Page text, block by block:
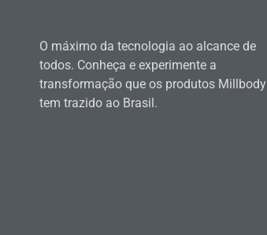
O máximo da tecnologia ao alcance de
todos. Conheça e experimente a
transformação que os produtos Millbody
tem trazido ao Brasil.